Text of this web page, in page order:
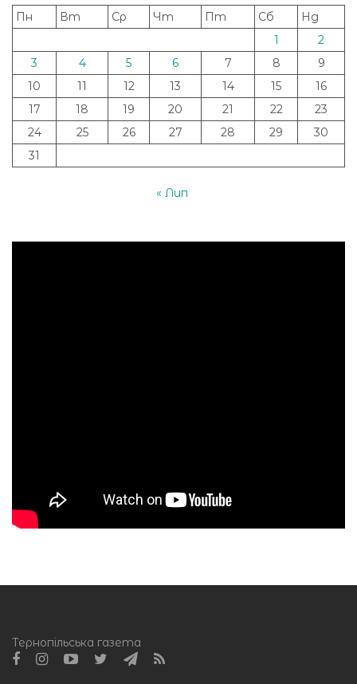
Пн
Вт Ср Чт Пт Сб
Нд
1
2
3
4 5 6 7 8
9
10
11 12 13 14 15
16
17
18 19 20 21 22
23
24
25 26 27 28 29
30
31
« Лип
Тернопільська газета